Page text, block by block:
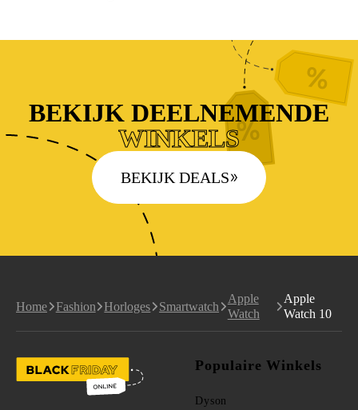
BEKIJK DEELNEMENDE
WINKELS
BEKIJK DEALS
Home Fashion Horloges Smartwatch
Apple
Watch
Apple
Watch 10
Populaire Winkels
Dyson